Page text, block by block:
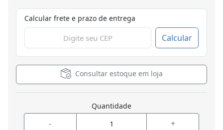
Calcular frete e prazo de entrega
Calcular
Consultar estoque em loja
Quantidade
- +